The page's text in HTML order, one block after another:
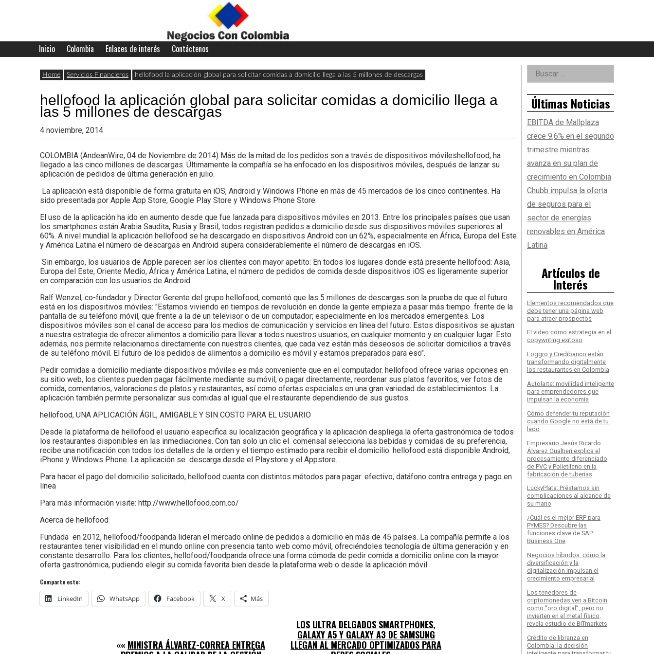
Negocios
con
Colombia
Últimas
noticias,
y
actualidad
de
negocios
con
Colombia.
Widget
Inicio Colombia Enlaces de interés Contáctenos
Home Servicios Financieros hellofood la aplicación global para solicitar comidas a domicilio llega a las 5 millones de descargas
hellofood la aplicación global para solicitar comidas a domicilio llega a
las 5 millones de descargas
4 noviembre, 2014
COLOMBIA (AndeanWire, 04 de Noviembre de 2014) Más de la mitad de los pedidos son a través de dispositivos móvileshellofood, ha
llegado a las cinco millones de descargas. Últimamente la compañía se ha enfocado en los dispositivos móviles, después de lanzar su
aplicación de pedidos de última generación en julio.
La aplicación está disponible de forma gratuita en iOS, Android y Windows Phone en más de 45 mercados de los cinco continentes. Ha
sido presentada por Apple App Store, Google Play Store y Windows Phone Store.
El uso de la aplicación ha ido en aumento desde que fue lanzada para dispositivos móviles en 2013. Entre los principales países que usan
los smartphones están Arabia Saudita, Rusia y Brasil, todos registran pedidos a domicilio desde sus dispositivos móviles superiores al
60%. A nivel mundial la aplicación hellofood se ha descargado en dispositivos Android con un 62%, especialmente en África, Europa del Este
y América Latina el número de descargas en Android supera considerablemente el número de descargas en iOS.
Sin embargo, los usuarios de Apple parecen ser los clientes con mayor apetito: En todos los lugares donde está presente hellofood: Asia,
Europa del Este, Oriente Medio, África y América Latina, el número de pedidos de comida desde dispositivos iOS es ligeramente superior
en comparación con los usuarios de Android.
Ralf Wenzel, co-fundador y Director Gerente del grupo hellofood, comentó que las 5 millones de descargas son la prueba de que el futuro
está en los dispositivos móviles: "Estamos viviendo en tiempos de revolución en donde la gente empieza a pasar más tiempo frente de la
pantalla de su teléfono móvil, que frente a la de un televisor o de un computador; especialmente en los mercados emergentes. Los
dispositivos móviles son el canal de acceso para los medios de comunicación y servicios en línea del futuro. Estos dispositivos se ajustan
a nuestra estrategia de ofrecer alimentos a domicilio para llevar a todos nuestros usuarios, en cualquier momento y en cualquier lugar. Esto
además, nos permite relacionarnos directamente con nuestros clientes, que cada vez están más deseosos de solicitar domicilios a través
de su teléfono móvil. El futuro de los pedidos de alimentos a domicilio es móvil y estamos preparados para eso".
Pedir comidas a domicilio mediante dispositivos móviles es más conveniente que en el computador. hellofood ofrece varias opciones en
su sitio web, los clientes pueden pagar fácilmente mediante su móvil, o pagar directamente, reordenar sus platos favoritos, ver fotos de
comida, comentarios, valoraciones de platos y restaurantes, así como ofertas especiales en una gran variedad de establecimientos. La
aplicación también permite personalizar sus comidas al igual que el restaurante dependiendo de sus gustos.
hellofood, UNA APLICACIÓN ÁGIL, AMIGABLE Y SIN COSTO PARA EL USUARIO
Desde la plataforma de hellofood el usuario especifica su localización geográfica y la aplicación despliega la oferta gastronómica de todos
los restaurantes disponibles en las inmediaciones. Con tan solo un clic el comensal selecciona las bebidas y comidas de su preferencia,
recibe una notificación con todos los detalles de la orden y el tiempo estimado para recibir el domicilio. hellofood está disponible Android,
iPhone y Windows Phone. La aplicación se descarga desde el Playstore y el Appstore. .
Para hacer el pago del domicilio solicitado, hellofood cuenta con distintos métodos para pagar: efectivo, datáfono contra entrega y pago en
línea
Para más información visite: http://www.hellofood.com.co/
Acerca de hellofood
Fundada en 2012, hellofood/foodpanda lideran el mercado online de pedidos a domicilio en más de 45 países. La compañía permite a los
restaurantes tener visibilidad en el mundo online con presencia tanto web como móvil, ofreciéndoles tecnología de última generación y en
constante desarrollo. Para los clientes, hellofood/foodpanda ofrece una forma cómoda de pedir comida a domicilio online con la mayor
oferta gastronómica, pudiendo elegir su comida favorita bien desde la plataforma web o desde la aplicación móvil
Comparte esto:
LinkedIn WhatsApp Facebook X Más
«« MINISTRA ÁLVAREZ-CORREA ENTREGA
LOS ULTRA DELGADOS SMARTPHONES,
GALAXY A5 Y GALAXY A3 DE SAMSUNG
LLEGAN AL MERCADO OPTIMIZADOS PARA
Right
Asides
Buscar:
Últimas Noticias
EBITDA de Mallplaza
crece 9,6% en el segundo
trimestre mientras
avanza en su plan de
crecimiento en Colombia
Chubb impulsa la oferta
de seguros para el
sector de energías
renovables en América
Latina
Artículos de
Interés
Elementos recomendados que
debe tener una página web
para atraer prospectos
El video como estrategia en el
copywriting exitoso
Loggro y Credibanco están
transformando digitalmente
los restaurantes en Colombia
Autolarte: movilidad inteligente
para emprendedores que
impulsan la economía
Cómo defender tu reputación
cuando Google no está de tu
lado
Empresario Jesús Ricardo
Álvarez Gualtieri explica el
procesamiento diferenciado
de PVC y Polietileno en la
fabricación de tuberías
LuckyPlata: Préstamos sin
complicaciones al alcance de
su mano
¿Cuál es el mejor ERP para
PYMES? Descubre las
funciones clave de SAP
Business One
Negocios híbridos: cómo la
diversificación y la
digitalización impulsan el
crecimiento empresarial
Los tenedores de
criptomonedas ven a Bitcoin
como “oro digital”, pero no
invierten en el metal físico,
revela estudio de BITmarkets
Crédito de libranza en
Colombia: la decisión